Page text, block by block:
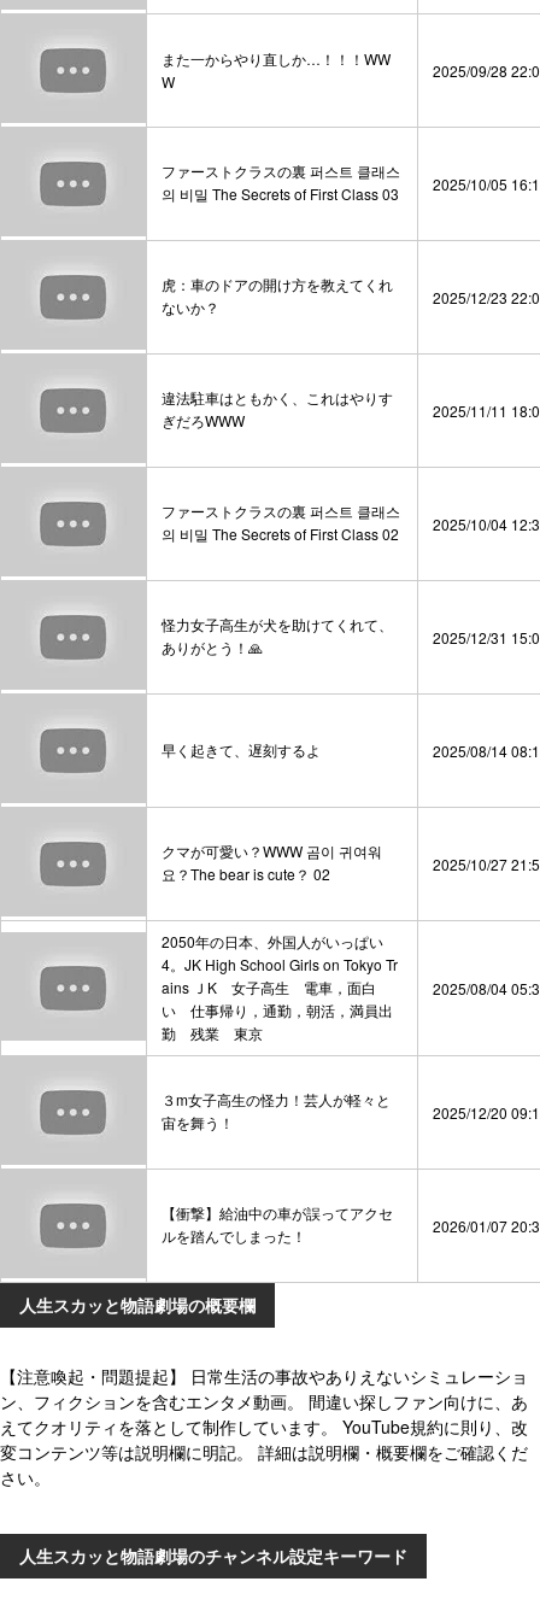
また一からやり直しか…！！！WW
W
2025/09/28
ファーストクラスの裏 퍼스트 클래스
의 비밀 The Secrets of First Class 03
2025/10/05
虎：車のドアの開け方を教えてくれ
ないか？
2025/12/23
違法駐車はともかく、これはやりす
ぎだろWWW
2025/11/11
ファーストクラスの裏 퍼스트 클래스
의 비밀 The Secrets of First Class 02
2025/10/04
怪力女子高生が犬を助けてくれて、
ありがとう！🙏
2025/12/31
早く起きて、遅刻するよ 2025/08/14
クマが可愛い？WWW 곰이 귀여워
요？The bear is cute？ 02
2025/10/27
2050年の日本、外国人がいっぱい
4。JK High School Girls on Tokyo Tr
ains ＪK 女子高生 電車，面白
い 仕事帰り，通勤，朝活，満員出
勤 残業 東京
2025/08/04
３m女子高生の怪力！芸人が軽々と
宙を舞う！
2025/12/20
【衝撃】給油中の車が誤ってアクセ
ルを踏んでしまった！
2026/01/07
人生スカッと物語劇場の概要欄
【注意喚起・問題提起】 日常生活の事故やありえないシミュレーショ
ン、フィクションを含むエンタメ動画。 間違い探しファン向けに、あ
えてクオリティを落として制作しています。 YouTube規約に則り、改
変コンテンツ等は説明欄に明記。 詳細は説明欄・概要欄をご確認くだ
さい。
人生スカッと物語劇場のチャンネル設定キーワード